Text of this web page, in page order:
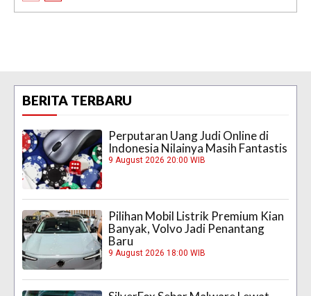
BERITA TERBARU
Perputaran Uang Judi Online di
Indonesia Nilainya Masih Fantastis
9 August 2026 20:00 WIB
Pilihan Mobil Listrik Premium Kian
Banyak, Volvo Jadi Penantang
Baru
9 August 2026 18:00 WIB